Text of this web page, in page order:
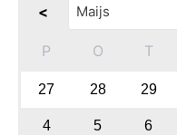
<
P O T
27 28 29
4 5 6